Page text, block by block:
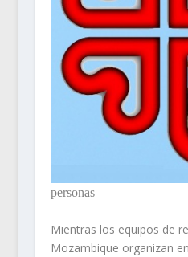
personas
Mientras los equipos de
Mozambique organizan